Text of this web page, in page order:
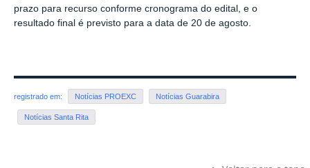
prazo para recurso conforme cronograma do edital, e o
resultado final é previsto para a data de 20 de agosto.
registrado em: Notícias PROEXC Notícias Guarabira
Notícias Santa Rita